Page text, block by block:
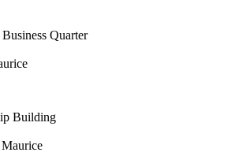
Quarter
Building